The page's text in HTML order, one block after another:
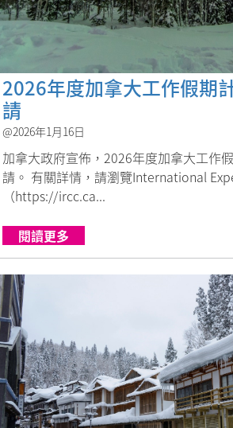
2026年度加拿大工作假期
請
@2026年1月16日
加拿大政府宣佈，2026年度加拿大工作
請。 有關詳情，請瀏覽International
（https://ircc.ca...
閱讀更多